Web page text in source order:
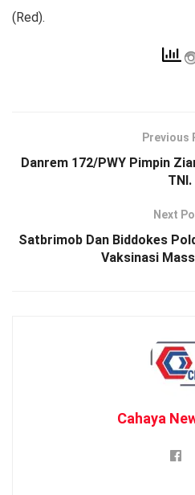
(Red).
Previous
Danrem 172/PWY Pimpin
TNI.
Next
Satbrimob Dan Biddokes
Vaksinasi
Cahaya